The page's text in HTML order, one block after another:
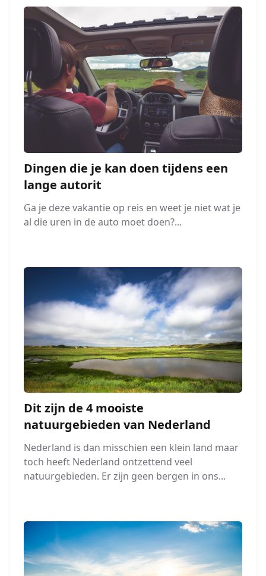
Dingen die je kan doen tijdens een
lange autorit
Ga je deze vakantie op reis en weet je niet wat je
al die uren in de auto moet doen?...
Dit zijn de 4 mooiste
natuurgebieden van Nederland
Nederland is dan misschien een klein land maar
toch heeft Nederland ontzettend veel
natuurgebieden. Er zijn geen bergen in ons...